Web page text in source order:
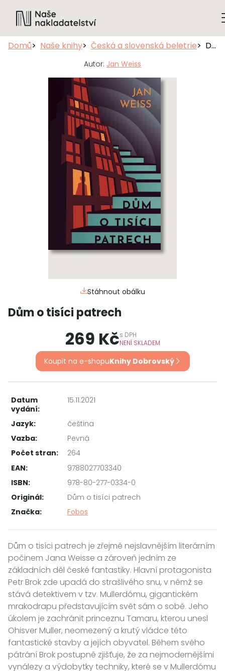
Domů Naše knihy Česká a slovenská beletrie Dům o tisíci patrech
Autor: Jan Weiss
Stáhnout obálku
Dům o tisíci patrech
269 Kčs DPH
NENÍ SKLADEM
Koupit na e-shopuKnihy Dobrovský
Datum
vydání:
15.11.2021
Jazyk:
čeština
Vazba:
Pevná
Počet stran:
264
EAN:
9788027703340
ISBN:
978-80-277-0334-0
Originál:
Dům o tisíci patrech
Značka:
Fobos
Dům o tisíci patrech je zřejmě nejslavnějším literárním
počinem Jana Weisse a zároveň jedním ze
základních děl české fantastiky. Hlavní protagonista
Petr Brok zde upadá do strašlivého snu, v němž se
stává detektivem v tzv. Mullerdómu, gigantickém
mrakodrapu představujícím svět sám o sobě. Jeho
úkolem je zachránit princeznu Tamaru, kterou unesl
Ohisver Muller, neomezený a krutý vládce této
fantastické stavby a jejích obyvatel. Během svého
pátrání Brok postupně zjišťuje, že za nejmodernějšími
vynálezy a výdobytky techniky, které se v Mullerdómu